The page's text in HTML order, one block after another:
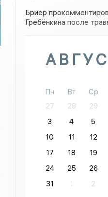
Бриер
Гребёнкина после
Пн Вт Ср
27
28 29
3
4 5
10
11 12
17
18 19
24
25 26
31
1 2